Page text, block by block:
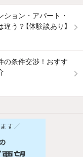
ション・アパート・
う？【体験談あり】
の条件交渉！おすす
以上